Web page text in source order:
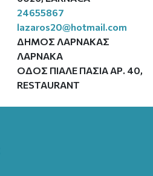
24655867
lazaros20@hotmail.com
ΔΗΜΟΣ ΛΑΡΝΑΚΑΣ
ΛΑΡΝΑΚΑ
ΟΔΟΣ ΠΙΑΛΕ ΠΑΣΙΑ ΑΡ. 40,
RESTAURANT